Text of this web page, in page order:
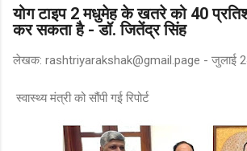
योग टाइप 2 मधुमेह के खतरे को 40
कर सकता है - डॉ. जितेंद्र सिंह
लेखक: rashtriyarakshak@gmail.page - जुलाई
स्वास्थ्य मंत्री को सौंपी गई रिपोर्ट